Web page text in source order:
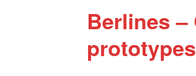
Berlines